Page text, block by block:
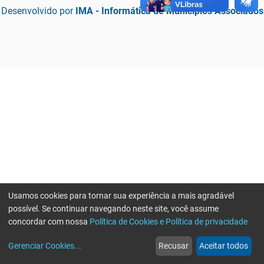
Desenvolvido por IMA - Informática de Municípios Associados
web
Notícias
more_horiz
Mais
Usamos cookies para tornar sua experiência a mais agradável
possível. Se continuar navegando neste site, você assume
concordar com nossa Política de Cookies e Política de privacidade
Gerenciar Cookies... Recusar Aceitar todos
Erro ao enviar informações, por favor tente novamente